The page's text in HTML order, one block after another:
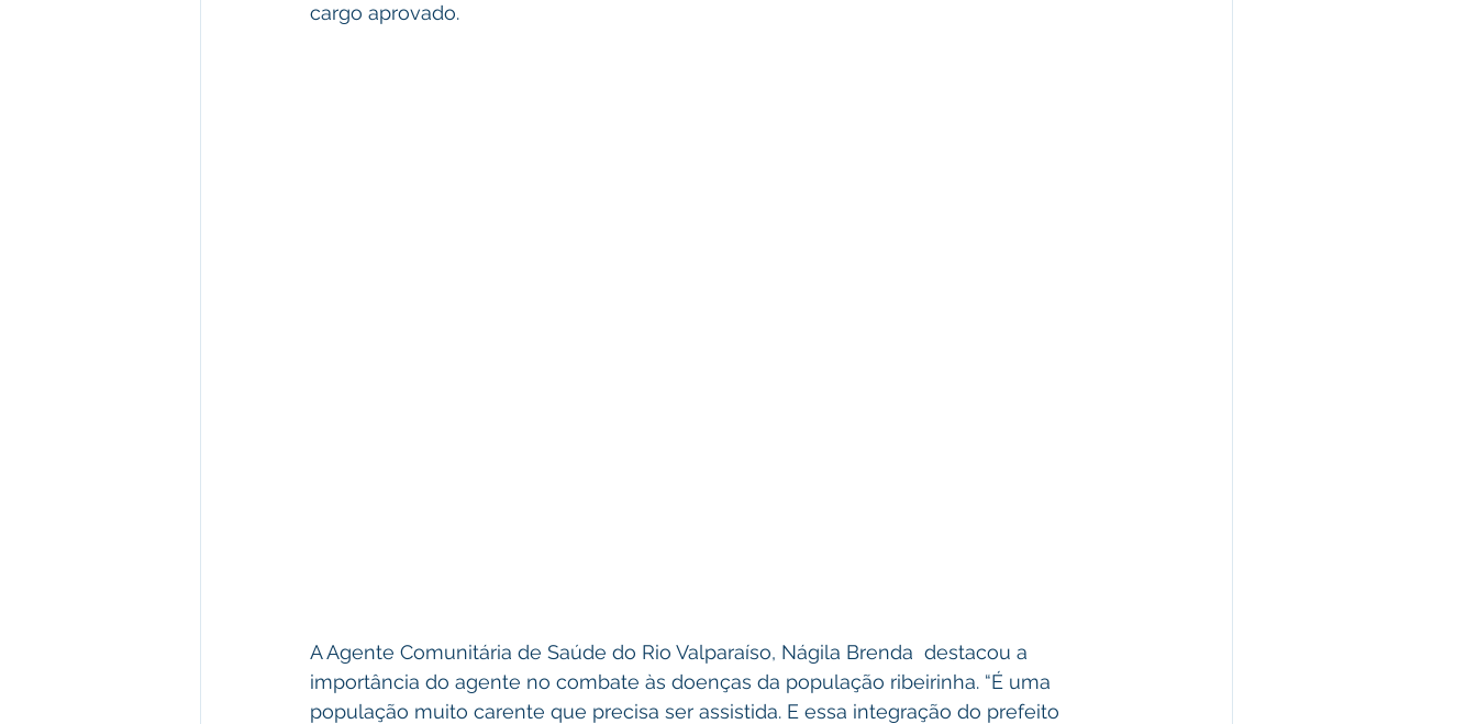
cargo aprovado.
A Agente Comunitária de Saúde do Rio Valparaíso, Nágila Brenda  destacou a
importância do agente no combate às doenças da população ribeirinha. “É uma
população muito carente que precisa ser assistida. E essa integração do prefeito